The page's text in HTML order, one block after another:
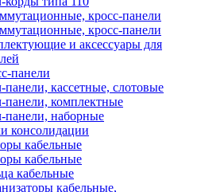
кросс-панели
кросс-панели
и аксессуары для
панели
панели, кассетные, слотовые
панели, комплектные
панели, наборные
консолидации
кабельные
кабельные
кабельные
кабельные,